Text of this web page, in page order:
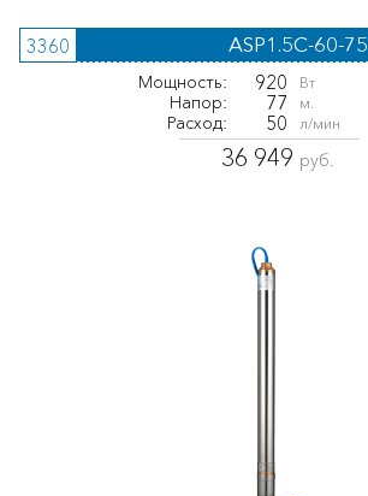
3360 ASP1.5C-60-75
Мощность: 920 Вт
Напор: 77 м.
Расход: 50 л/мин
36 949 руб.